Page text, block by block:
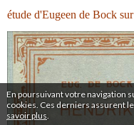
En poursuivant votre navigation
cookies. Ces derniers assurent
savoir plus
étude d'Eugeen de Bock